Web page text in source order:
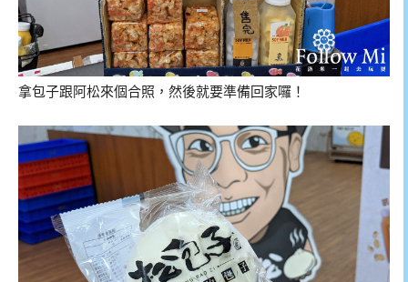
拿包子跟阿松來個合照，然後就要準備回家囉！